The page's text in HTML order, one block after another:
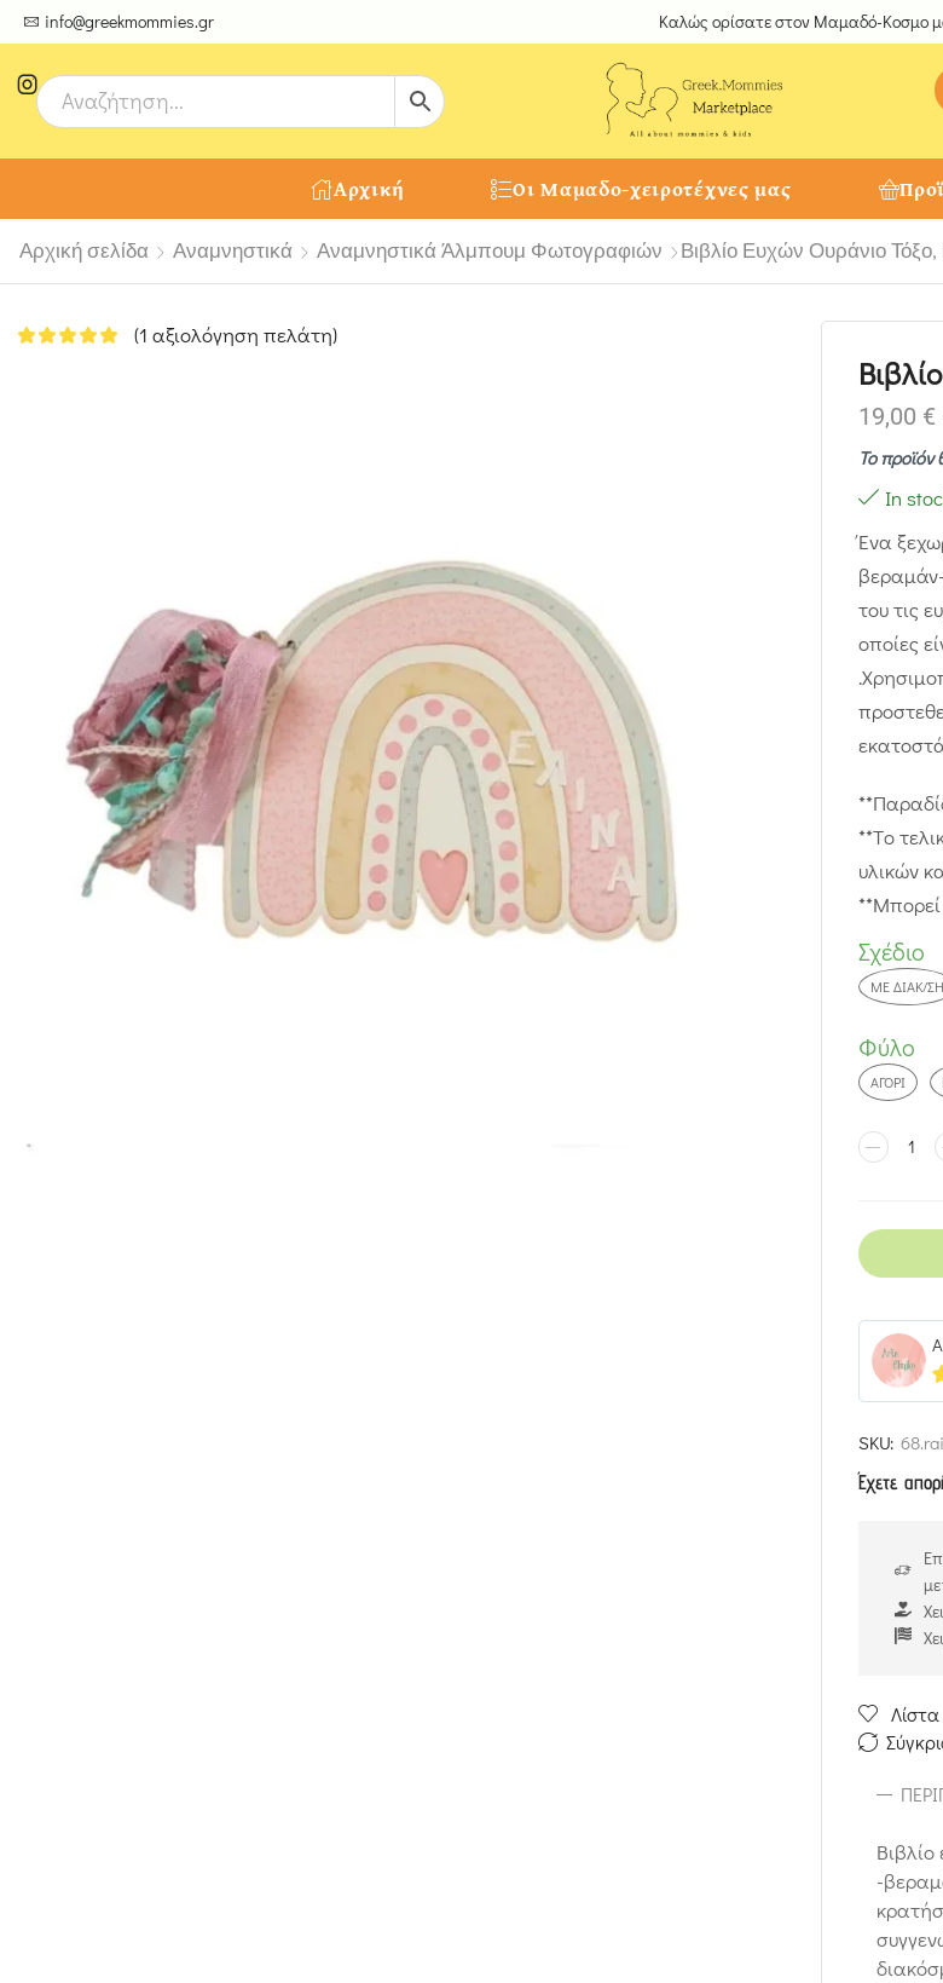
info@greekmommies.gr
μοναδικές δημιουργίες από τους Χειροτέχνες μας! Καλώς ορίσατε στον Μαμαδό-Κοσμο
Αρχική Οι Μαμαδο-χειροτέχνες μας
Αρχική σελίδα Αναμνηστικά Αναμνηστικά Άλμπουμ Φωτογραφιών Βιβλίο Ευχών Ουράνιο
(1 αξιολόγηση πελάτη)
19,00 €
Το προϊόν
In
Ένα
του τις
οποίες
**Tο
υλικών
Σχέδιο
ΜΕ ΔΙΑΚ/ΣΗ
Φύλο
ΑΓΌΡΙ
5
SKU:
Έχετε
-